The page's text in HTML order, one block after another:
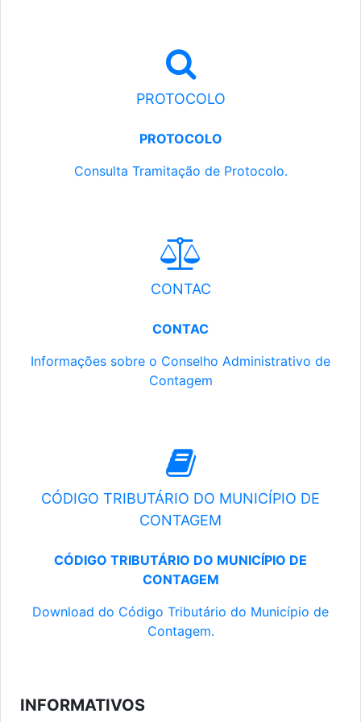
PROTOCOLO
PROTOCOLO
Consulta Tramitação de Protocolo.
CONTAC
CONTAC
Informações sobre o Conselho Administrativo de
Contagem
CÓDIGO TRIBUTÁRIO DO MUNICÍPIO DE
CONTAGEM
CÓDIGO TRIBUTÁRIO DO MUNICÍPIO DE
CONTAGEM
Download do Código Tributário do Município de
Contagem.
INFORMATIVOS